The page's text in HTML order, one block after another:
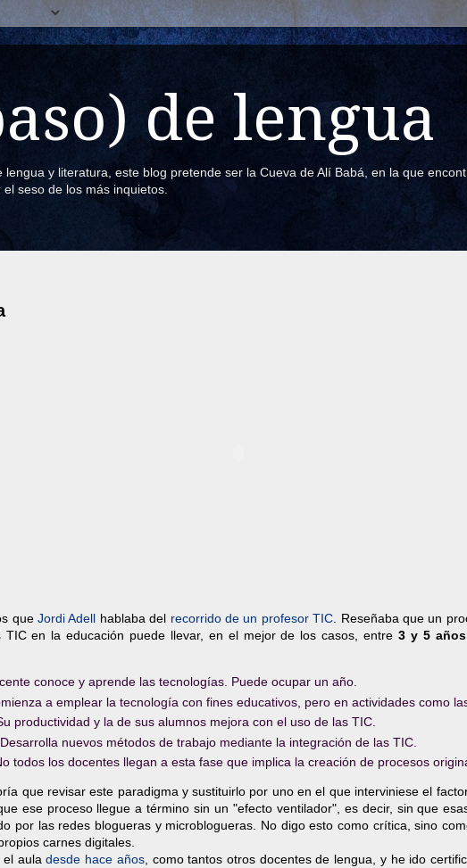
de lengua
lengua y literatura, este blog pretende ser la Cueva de Alí Babá, en la que
seso de los más inquietos.
que Jordi Adell hablaba del recorrido de un profesor TIC . Reseñaba que un
TIC en la educación puede llevar, en el mejor de los casos, entre 3 y 5 años
conoce y aprende las tecnologías. Puede ocupar un año.
a emplear la tecnología con fines educativos, pero en actividades como
productividad y la de sus alumnos mejora con el uso de las TIC.
Desarrolla nuevos métodos de trabajo mediante la integración de las TIC.
todos los docentes llegan a esta fase que implica la creación de procesos
que revisar este paradigma y sustituirlo por uno en el que interviniese el
ese proceso llegue a término sin un "efecto ventilador", es decir, sin que
por las redes blogueras y microblogueras. No digo esto como crítica, sino
carnes digitales.
el auladesde hace años, como tantos otros docentes de lengua, y he ido